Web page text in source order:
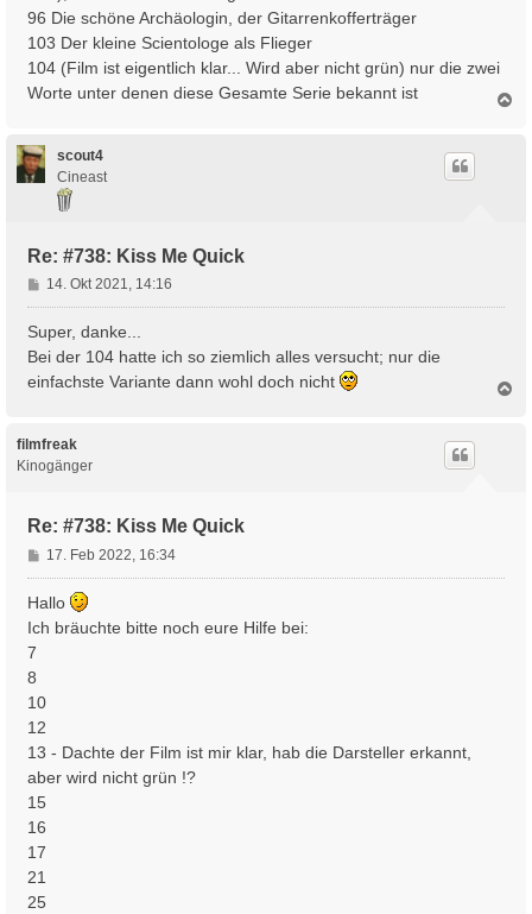
96 Die schöne Archäologin, der Gitarrenkofferträger
103 Der kleine Scientologe als Flieger
104 (Film ist eigentlich klar... Wird aber nicht grün) nur die zwei
Worte unter denen diese Gesamte Serie bekannt ist
scout4
Cineast
Re: #738: Kiss Me Quick
B
e
i
a
14. Okt 2021, 14:16
Super, danke...
Bei der 104 hatte ich so ziemlich alles versucht; nur die
einfachste Variante dann wohl doch nicht
filmfreak
Kinogänger
Re: #738: Kiss Me Quick
B
e
i
t
17. Feb 2022, 16:34
Hallo
Ich bräuchte bitte noch eure Hilfe bei:
7
8
10
12
13 - Dachte der Film ist mir klar, hab die Darsteller erkannt,
aber wird nicht grün !?
15
16
17
21
25